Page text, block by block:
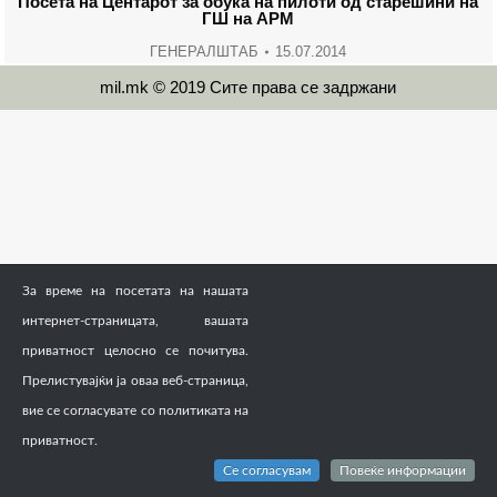
ГШ на АРМ
ГЕНЕРАЛШТАБ 15.07.2014
mil.mk © 2019 Сите права се задржани
За време на посетата на нашата
интернет-страницата, вашата
приватност целосно се почитува.
Прелистувајќи ја оваа веб-страница,
вие се согласувате со политиката на
приватност.
Се согласувам Повеќе информации